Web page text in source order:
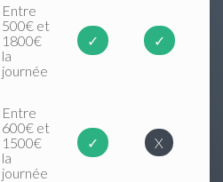
Entre
500€ et
1800€
la
journée
✓ ✓
Entre
600€ et
1500€
la
journée
✓ X